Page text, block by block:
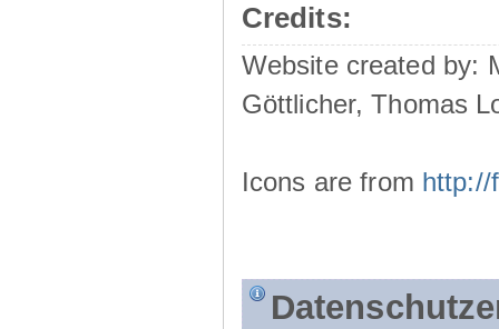
Credits:
Website created by:
Göttlicher, Thomas
Icons are from http://